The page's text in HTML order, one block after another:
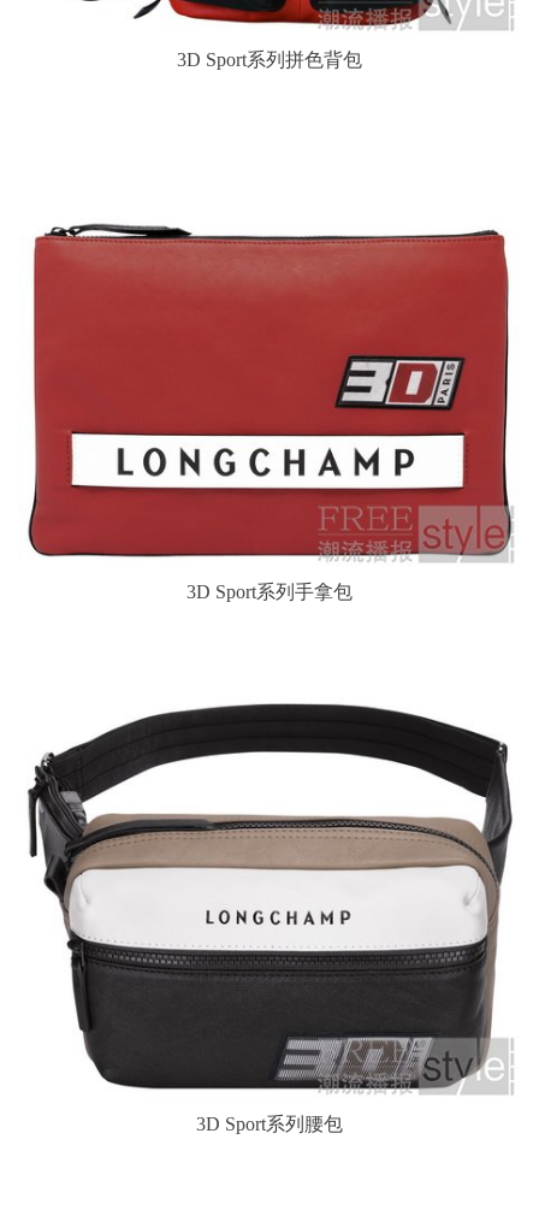
3D Sport系列拼色背包
3D Sport系列手拿包
3D Sport系列腰包